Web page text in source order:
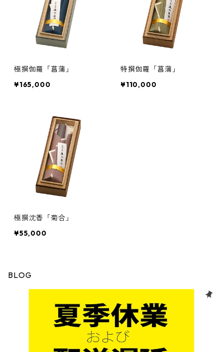
極撰伽羅「菖蒲」
¥165,000
特撰伽羅「菖蒲」
¥110,000
極撰沈香「菊合」
¥55,000
BLOG